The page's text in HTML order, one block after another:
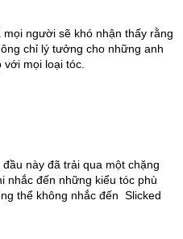
người sẽ khó nhận thấy rằng
chỉ lý tưởng cho những anh
với mọi loại tóc.
này đã trải qua một chặng
nhắc đến những kiểu tóc phù
thể không nhắc đến  Slicked